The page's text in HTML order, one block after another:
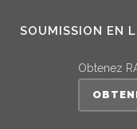
SOUMISSION EN
Obtenez